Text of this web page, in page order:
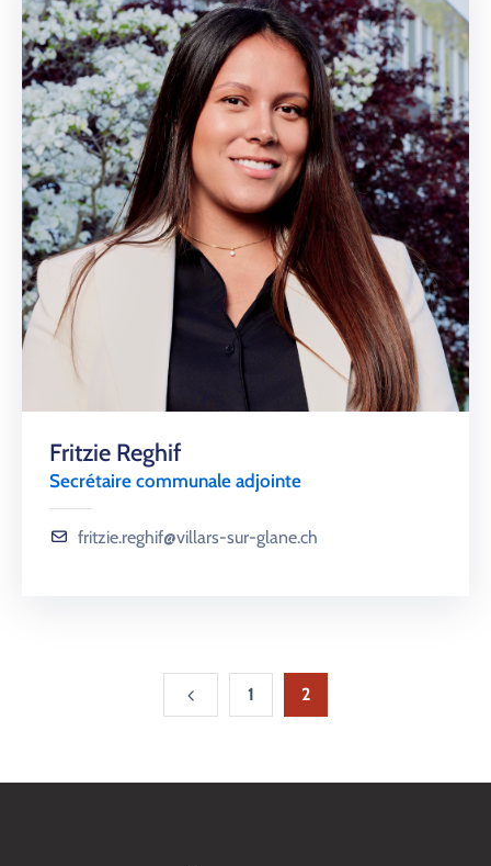
Fritzie Reghif
Secrétaire communale adjointe
fritzie.reghif@villars-sur-glane.ch
1 2